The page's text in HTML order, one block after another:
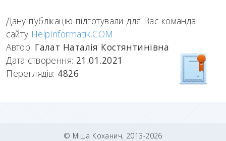
Дану публікацію підготували для Вас команда
сайту HelpInformatik.COM
Автор: Галат Наталія Костянтинівна
Дата створення: 21.01.2021
Переглядів: 4826
© Міша Коханич, 2013-2026